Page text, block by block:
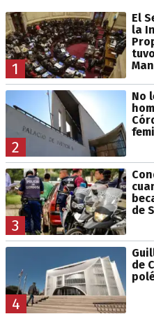
1
El
la
2
No
3
de
4
de